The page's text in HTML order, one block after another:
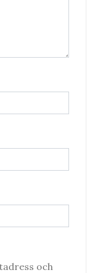
och